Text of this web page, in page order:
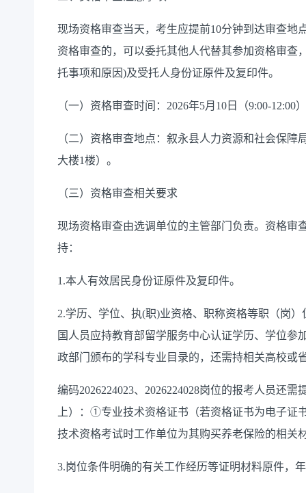
现场资格审查当天，考生应提前10分钟到达审查
资格审查的，可以委托其他人代替其参加资格审查
托事项和原因)及受托人身份证原件及复印件。
（一）资格审查时间：2026年5月10日（9:00-12:00
（二）资格审查地点：叙永县人力资源和社会保
大楼1楼）。
（三）资格审查相关要求
现场资格审查由选调单位的主管部门负责。资格审
持：
1.本人有效居民身份证原件及复印件。
2.学历、学位、执(职)业资格、职称资格等职（岗
国人员应持教育部留学服务中心认证学历、学位
政部门颁布的学科专业目录的，还需持相关高校或
编码2026224023、2026224028岗位的报考人员还
上）：①专业技术资格证书（若资格证书为电子
技术资格考试时工作单位为其购买养老保险的相关
3.岗位条件明确的有关工作经历等证明材料原件，